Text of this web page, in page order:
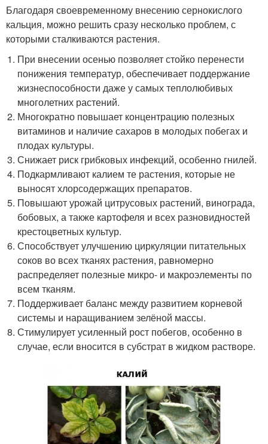
Благодаря своевременному внесению сернокислого
кальция, можно решить сразу несколько проблем, с
которыми сталкиваются растения.
При внесении осенью позволяет стойко перенести
понижения температур, обеспечивает поддержание
жизнеспособности даже у самых теплолюбивых
многолетних растений.
Многократно повышает концентрацию полезных
витаминов и наличие сахаров в молодых побегах и
плодах культуры.
Снижает риск грибковых инфекций, особенно гнилей.
Подкармливают калием те растения, которые не
выносят хлорсодержащих препаратов.
Повышают урожай цитрусовых растений, винограда,
бобовых, а также картофеля и всех разновидностей
крестоцветных культур.
Способствует улучшению циркуляции питательных
соков во всех тканях растения, равномерно
распределяет полезные микро- и макроэлементы по
всем тканям.
Поддерживает баланс между развитием корневой
системы и наращиванием зелёной массы.
Стимулирует усиленный рост побегов, особенно в
случае, если вносится в субстрат в жидком растворе.